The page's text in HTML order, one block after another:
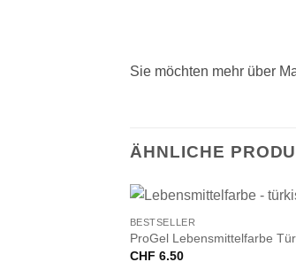
Sie möchten mehr über
ÄHNLICHE
BESTSELLER
ProGel Lebensmittelfarbe
CHF 6.50